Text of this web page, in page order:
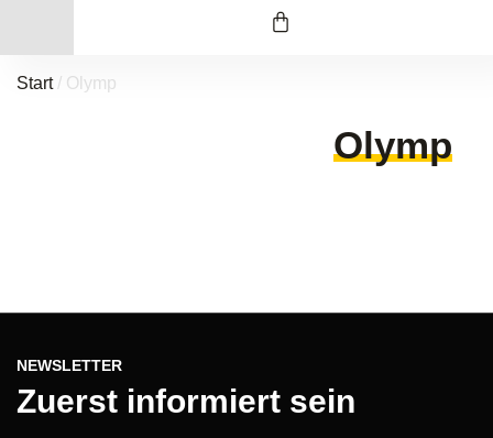
Start/ Olymp
Olymp
NEWSLETTER
Zuerst informiert sein